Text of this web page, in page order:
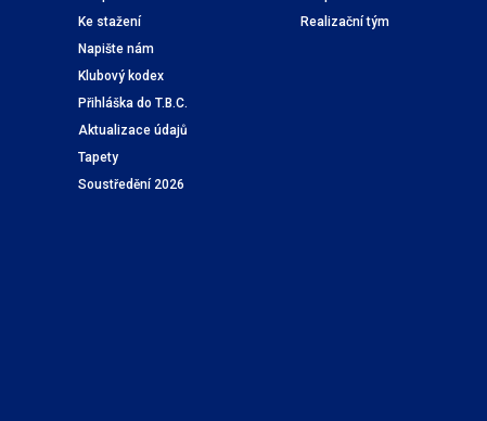
Ke stažení
Napište nám
Klubový kodex
Přihláška do T.B.C.
Aktualizace údajů
Tapety
Soustředění 2026
Realizační tým